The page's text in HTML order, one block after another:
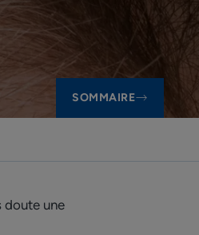
SOMMAIRE
doute une